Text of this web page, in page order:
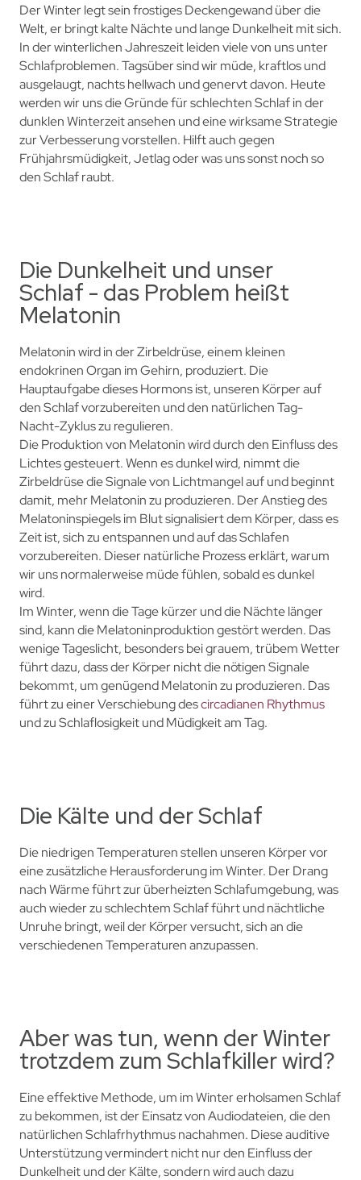
Der Winter legt sein frostiges Deckengewand über die
Welt, er bringt kalte Nächte und lange Dunkelheit mit sich.
In der winterlichen Jahreszeit leiden viele von uns unter
Schlafproblemen. Tagsüber sind wir müde, kraftlos und
ausgelaugt, nachts hellwach und genervt davon. Heute
werden wir uns die Gründe für schlechten Schlaf in der
dunklen Winterzeit ansehen und eine wirksame Strategie
zur Verbesserung vorstellen. Hilft auch gegen
Frühjahrsmüdigkeit, Jetlag oder was uns sonst noch so
den Schlaf raubt.
Die Dunkelheit und unser
Schlaf - das Problem heißt
Melatonin
Melatonin wird in der Zirbeldrüse, einem kleinen
endokrinen Organ im Gehirn, produziert. Die
Hauptaufgabe dieses Hormons ist, unseren Körper auf
den Schlaf vorzubereiten und den natürlichen Tag-
Nacht-Zyklus zu regulieren.
Die Produktion von Melatonin wird durch den Einfluss des
Lichtes gesteuert. Wenn es dunkel wird, nimmt die
Zirbeldrüse die Signale von Lichtmangel auf und beginnt
damit, mehr Melatonin zu produzieren. Der Anstieg des
Melatoninspiegels im Blut signalisiert dem Körper, dass es
Zeit ist, sich zu entspannen und auf das Schlafen
vorzubereiten. Dieser natürliche Prozess erklärt, warum
wir uns normalerweise müde fühlen, sobald es dunkel
wird.
Im Winter, wenn die Tage kürzer und die Nächte länger
sind, kann die Melatoninproduktion gestört werden. Das
wenige Tageslicht, besonders bei grauem, trübem Wetter
führt dazu, dass der Körper nicht die nötigen Signale
bekommt, um genügend Melatonin zu produzieren. Das
führt zu einer Verschiebung descircadianen Rhythmus
und zu Schlaflosigkeit und Müdigkeit am Tag.
Die Kälte und der Schlaf
Die niedrigen Temperaturen stellen unseren Körper vor
eine zusätzliche Herausforderung im Winter. Der Drang
nach Wärme führt zur überheizten Schlafumgebung, was
auch wieder zu schlechtem Schlaf führt und nächtliche
Unruhe bringt, weil der Körper versucht, sich an die
verschiedenen Temperaturen anzupassen.
Aber was tun, wenn der Winter
trotzdem zum Schlafkiller wird?
Eine effektive Methode, um im Winter erholsamen Schlaf
zu bekommen, ist der Einsatz von Audiodateien, die den
natürlichen Schlafrhythmus nachahmen. Diese auditive
Unterstützung vermindert nicht nur den Einfluss der
Dunkelheit und der Kälte, sondern wird auch dazu